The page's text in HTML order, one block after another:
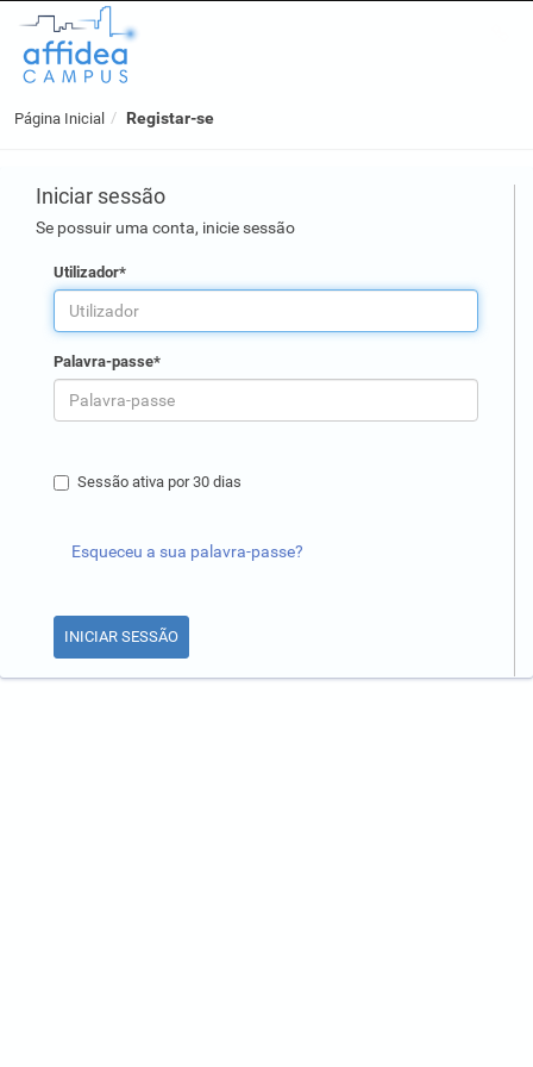
Página Inicial Registar-se
Iniciar sessão
Se possuir uma conta, inicie sessão
Utilizador*
Palavra-passe*
Sessão ativa por 30 dias
Esqueceu a sua palavra-passe?